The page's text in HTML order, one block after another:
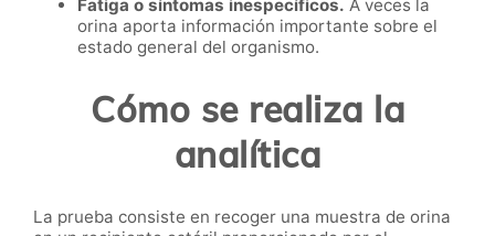
Fatiga o síntomas inespecíficos. A veces la
orina aporta información importante sobre el
estado general del organismo.
Cómo se realiza la
analítica
La prueba consiste en recoger una muestra de orina